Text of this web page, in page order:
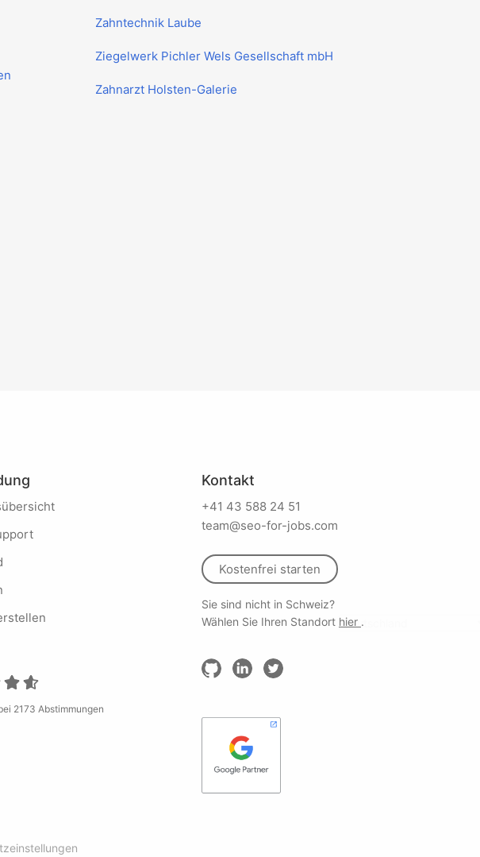
Zahntechnik Laube
Ziegelwerk Pichler Wels Gesellschaft mbH
Zahnarzt Holsten-Galerie
2173 Abstimmungen
Kontakt
+41 43 588 24 51
team@seo-for-jobs.com
Kostenfrei starten
Sie sind nicht in Schweiz?
Wählen Sie Ihren Standort hier .